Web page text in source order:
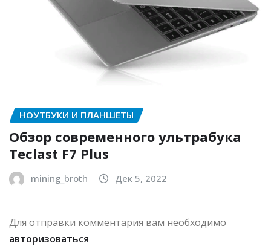
НОУТБУКИ И ПЛАНШЕТЫ
Обзор современного ультрабука
Teclast F7 Plus
mining_broth Дек 5, 2022
Для отправки комментария вам необходимо
авторизоваться